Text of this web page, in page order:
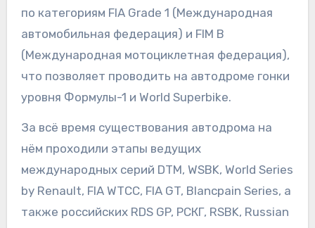
по категориям FIA Grade 1 (Международная
автомобильная федерация) и FIM B
(Международная мотоциклетная федерация),
что позволяет проводить на автодроме гонки
уровня Формулы-1 и World Superbike.
За всё время существования автодрома на
нём проходили этапы ведущих
международных серий DTM, WSBK, World Series
by Renault, FIA WTCC, FIA GT, Blancpain Series, а
также российских RDS GP, РСКГ, RSBK, Russian